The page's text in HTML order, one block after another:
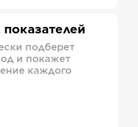
подберет
и покажет
каждого